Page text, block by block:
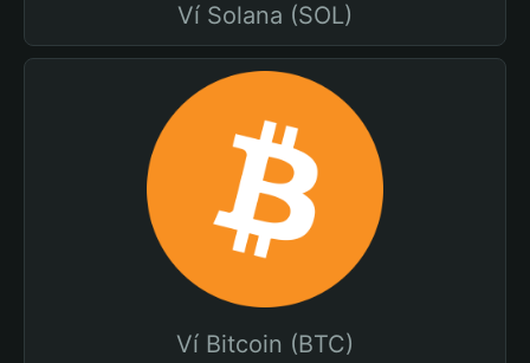
Ví Solana (SOL)
Ví Bitcoin (BTC)